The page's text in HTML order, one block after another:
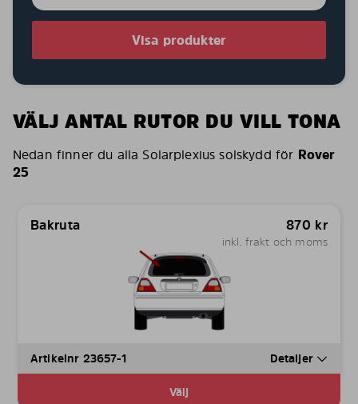
Visa produkter
VÄLJ ANTAL RUTOR DU VILL TONA
Nedan finner du alla Solarplexius solskydd för Rover
25
Bakruta 870 kr
inkl. frakt och moms
Artikelnr 23657-1 Detaljer
Välj